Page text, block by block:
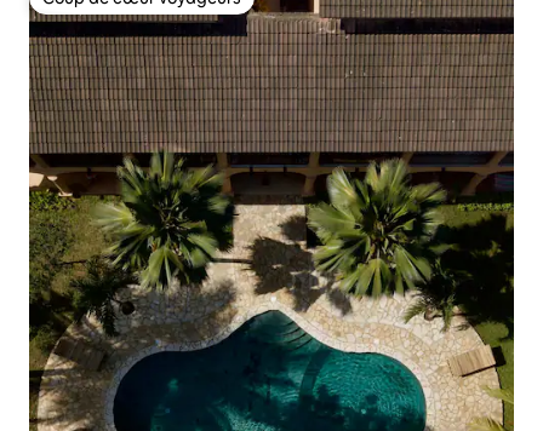
Coup de cœur voyageurs